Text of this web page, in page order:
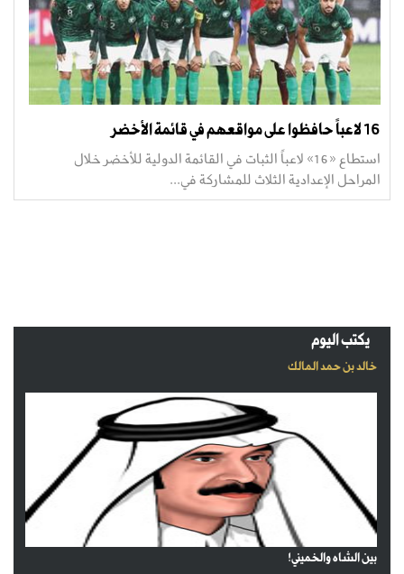
16 لاعباً حافظوا على مواقعهم في قائمة الأخضر
استطاع «16» لاعباً الثبات في القائمة الدولية للأخضر خلال
المراحل الإعدادية الثلاث للمشاركة في...
يكتب اليوم
خالد بن حمد المالك
بين الشاه والخميني!